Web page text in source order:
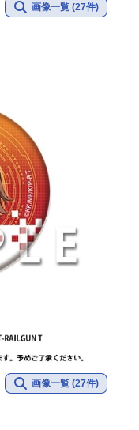
画像一覧 (27件)
画像一覧 (27件)